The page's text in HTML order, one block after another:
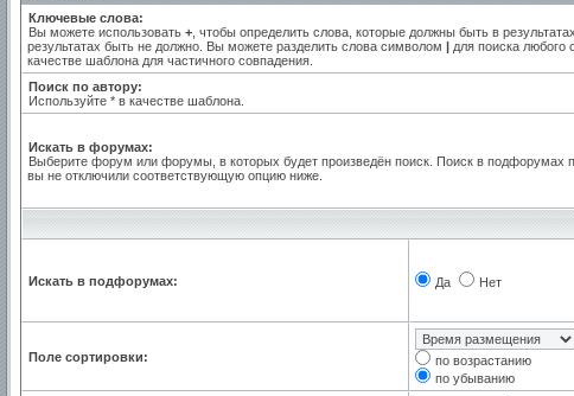
Ключевые слова:
Вы можете использовать + , чтобы определить слова, которые должны быть в
результатах быть не должно. Вы можете разделить слова символом | для поиска любого
качестве шаблона для частичного совпадения.
Поиск по автору:
Используйте * в качестве шаблона.
Искать в форумах:
Выберите форум или форумы, в которых будет произведён поиск. Поиск в подфорумах
вы не отключили соответствующую опцию ниже.
Искать в подфорумах: Да Нет
Поле сортировки:
по возрастанию
по убыванию